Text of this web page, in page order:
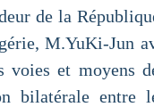
de la
M.YuKi-Jun
voies et moyens
bilatérale entre